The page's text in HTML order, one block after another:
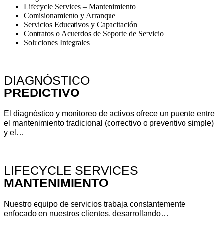
Lifecycle Services – Mantenimiento
Comisionamiento y Arranque
Servicios Educativos y Capacitación
Contratos o Acuerdos de Soporte de Servicio
Soluciones Integrales
DIAGNÓSTICO
PREDICTIVO
El diagnóstico y monitoreo de activos ofrece un puente entre
el mantenimiento tradicional (correctivo o preventivo simple)
y el…
LIFECYCLE SERVICES
MANTENIMIENTO
Nuestro equipo de servicios trabaja constantemente
enfocado en nuestros clientes, desarrollando…